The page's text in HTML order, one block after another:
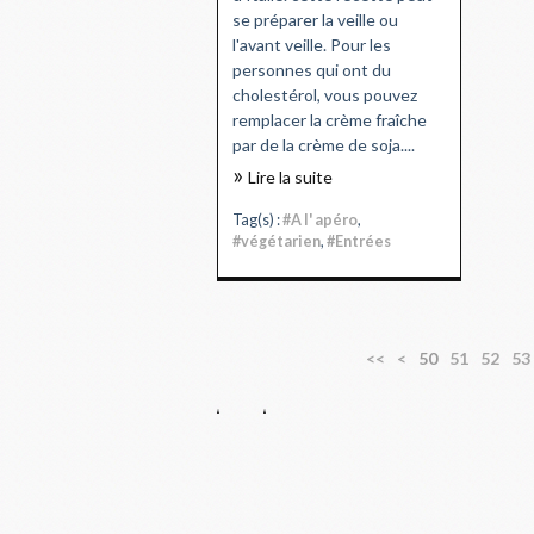
se préparer la veille ou
l'avant veille. Pour les
personnes qui ont du
cholestérol, vous pouvez
remplacer la crème fraîche
par de la crème de soja....
Lire la suite
Tag(s) :#A l' apéro,
#végétarien, #Entrées
<< <
1
2
3
4
50 51 52 53